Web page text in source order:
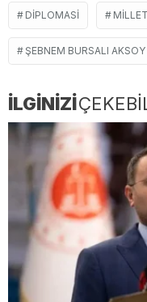
DIPLOMASI
ŞEBNEM BURSALI AKSOY
İLGİNİZİ